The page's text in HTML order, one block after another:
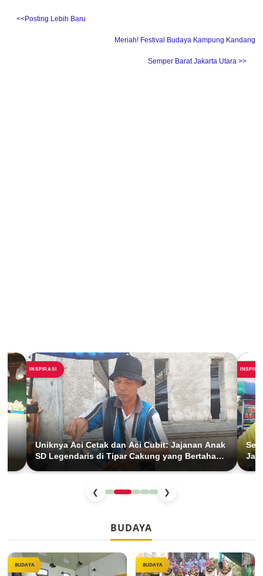
˂˂Posting Lebih Baru
Meriah! Festival Budaya Kampung Kandang
Semper Barat Jakarta Utara ˃˃
INSPIRASI
Uniknya Aci Cetak dan Aci Cubit: Jajanan Anak
SD Legendaris di Tipar Cakung yang Bertahan
❮ ❯
BUDAYA
BUDAYA BUDAYA